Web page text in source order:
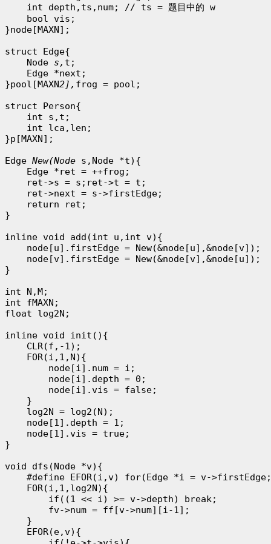
    int depth,ts,num; // ts = 题目中的 w
    bool vis;
}node[MAXN];
struct Edge{
    Node
s, t;
    Edge *next;
}pool[MAXN2], frog = pool;
struct Person{
    int s,t;
    int lca,len;
}p[MAXN];
Edge New(Node s,Node *t){
    Edge *ret = ++frog;
    ret->s = s;ret->t = t;
    ret->next = s->firstEdge;
    return ret;
}
inline void add(int u,int v){
    node[u].firstEdge = New(&node[u],&node[v]);
    node[v].firstEdge = New(&node[v],&node[u]);
}
int N,M;
int fMAXN;
float log2N;
inline void init(){
    CLR(f,-1);
    FOR(i,1,N){
        node[i].num = i;
        node[i].depth = 0;
        node[i].vis = false;
    }
    log2N = log2(N);
    node[1].depth = 1;
    node[1].vis = true;
}
void dfs(Node *v){
#define EFOR(i,v) for(Edge *i = v-
    FOR(i,1,log2N){
        if((1 << i) >= v->depth) break;
        fv->num = ff[v->num][i-1];
    }
    EFOR(e,v){